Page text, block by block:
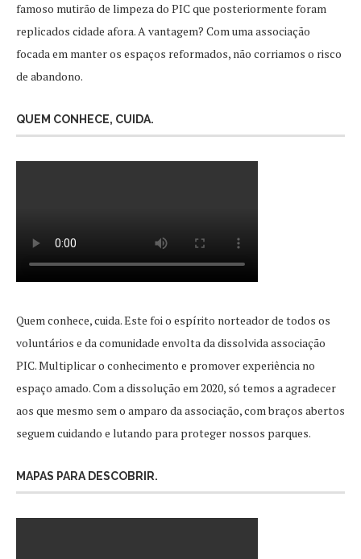
famoso mutirão de limpeza do PIC que posteriormente foram
replicados cidade afora. A vantagem? Com uma associação
focada em manter os espaços reformados, não corriamos o risco
de abandono.
QUEM CONHECE, CUIDA.
Quem conhece, cuida. Este foi o espírito norteador de todos os
voluntários e da comunidade envolta da dissolvida associação
PIC. Multiplicar o conhecimento e promover experiência no
espaço amado. Com a dissolução em 2020, só temos a agradecer
aos que mesmo sem o amparo da associação, com braços abertos
seguem cuidando e lutando para proteger nossos parques.
MAPAS PARA DESCOBRIR.